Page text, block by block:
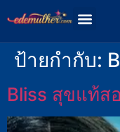
ป้ายกำกับ:
Bliss สุขแท้ส